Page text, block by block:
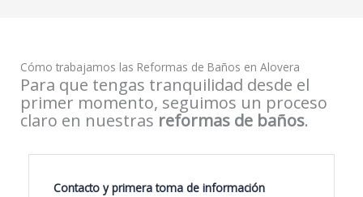
Cómo trabajamos las Reformas de Baños en Alovera
Para que tengas tranquilidad desde el
primer momento, seguimos un proceso
claro en nuestras reformas de baños.
Contacto y primera toma de información